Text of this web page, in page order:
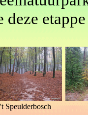
deze
't Speulderbosch